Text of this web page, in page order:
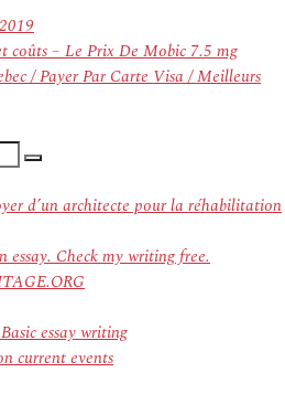
coûts – Le Prix De Mobic 7.5 mg
/ Payer Par Carte Visa / Meilleurs
Recherche
d’un architecte pour la réhabilitation
Check my writing free.
essay writing
current events